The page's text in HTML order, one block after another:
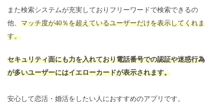
また検索システムが充実しておりフリーワードで検索できるの
他、 マッチ度が40％を超えているユーザーだけを表示してくれま
す。
セキュリティ面にも力を入れており電話番号での認証や迷惑行為
が多いユーザーにはイエローカードが表示されます。
安心して恋活・婚活をしたい人におすすめのアプリです。